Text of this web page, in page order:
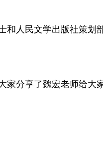
人民文学出版社策
家分享了魏宏老师给大